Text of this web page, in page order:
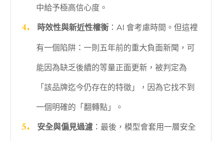
中給予極高信心度。
時效性與新近性權衡：AI 會考慮時間。但這裡
有一個陷阱：一則五年前的重大負面新聞，可
能因為缺乏後續的等量正面更新，被判定為
「該品牌迄今仍存在的特徵」，因為它找不到
一個明確的「翻轉點」。
安全與偏見過濾：最後，模型會套用一層安全